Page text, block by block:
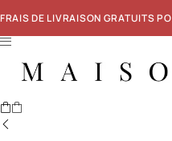
FRAIS DE LIVRAISON GRATUITS